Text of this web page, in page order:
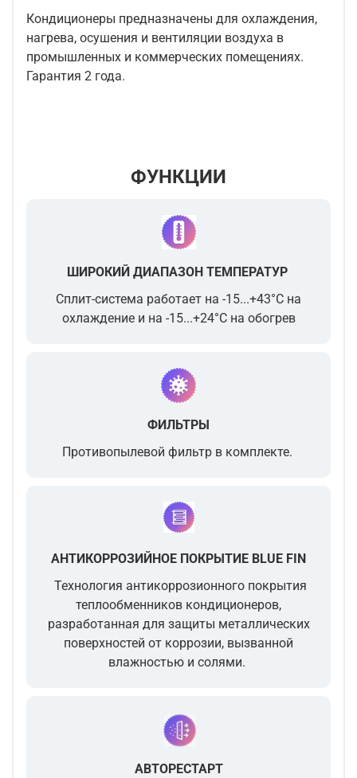
Кондиционеры предназначены для охлаждения,
нагрева, осушения и вентиляции воздуха в
промышленных и коммерческих помещениях.
Гарантия 2 года.
ФУНКЦИИ
ШИРОКИЙ ДИАПАЗОН ТЕМПЕРАТУР
Сплит-система работает на -15...+43°С на
охлаждение и на -15...+24°С на обогрев
ФИЛЬТРЫ
Противопылевой фильтр в комплекте.
АНТИКОРРОЗИЙНОЕ ПОКРЫТИЕ BLUE FIN
Технология антикоррозионного покрытия
теплообменников кондиционеров,
разработанная для защиты металлических
поверхностей от коррозии, вызванной
влажностью и солями.
АВТОРЕСТАРТ